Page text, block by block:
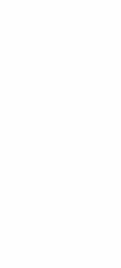
come un buon
“sale della
la vita quotidiana di
Rodengo di Saiano
può essere